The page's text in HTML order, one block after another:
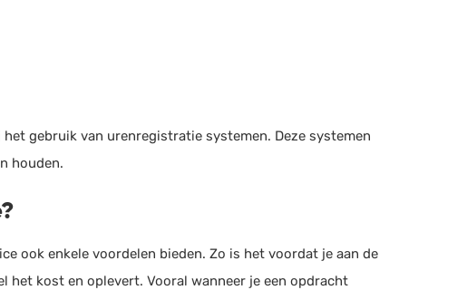
gebruik van urenregistratie systemen. Deze systemen
houden.
ook enkele voordelen bieden. Zo is het voordat je aan de
kost en oplevert. Vooral wanneer je een opdracht